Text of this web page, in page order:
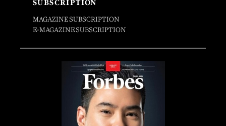
SUBSCRIPTION
MAGAZINE SUBSCRIPTION
E-MAGAZINE SUBSCRIPTION